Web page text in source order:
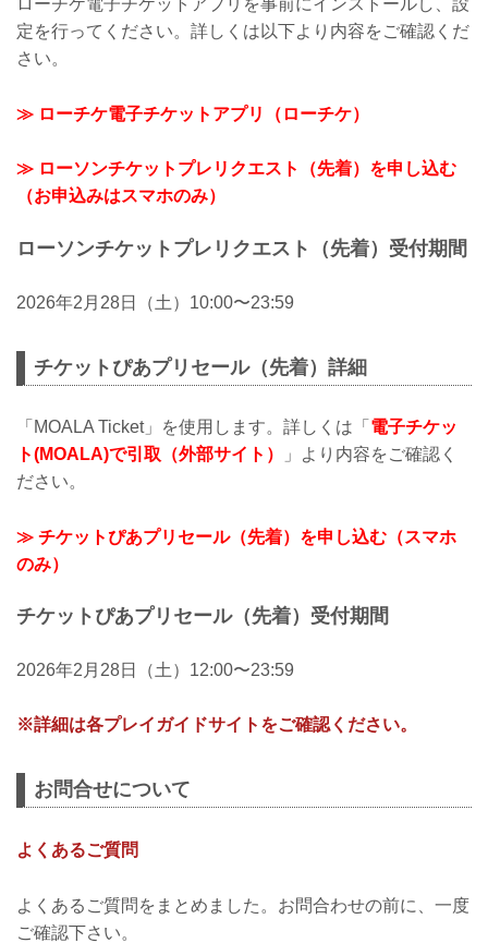
ローチケ電子チケットアプリを事前にインストールし、設
定を行ってください。詳しくは以下より内容をご確認くだ
さい。
≫ ローチケ電子チケットアプリ（ローチケ）
≫ ローソンチケットプレリクエスト（先着）を申し込む
（お申込みはスマホのみ）
ローソンチケットプレリクエスト（先着）受付期間
2026年2月28日（土）10:00〜23:59
チケットぴあプリセール（先着）詳細
「MOALA Ticket」を使用します。詳しくは「 電子チケッ
ト(MOALA)で引取（外部サイト）
」より内容をご確認く
ださい。
≫ チケットぴあプリセール（先着）を申し込む（スマホ
のみ）
チケットぴあプリセール（先着）受付期間
2026年2月28日（土）12:00〜23:59
※詳細は各プレイガイドサイトをご確認ください。
お問合せについて
よくあるご質問
よくあるご質問をまとめました。お問合わせの前に、一度
ご確認下さい。